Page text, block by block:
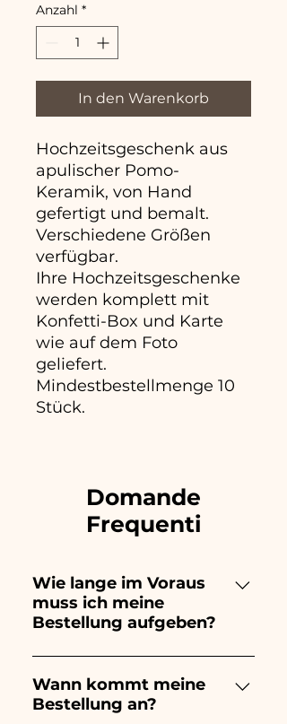
Anzahl *
In den Warenkorb
Hochzeitsgeschenk aus
apulischer Pomo-
Keramik, von Hand
gefertigt und bemalt.
Verschiedene Größen
verfügbar.
Ihre Hochzeitsgeschenke
werden komplett mit
Konfetti-Box und Karte
wie auf dem Foto
geliefert.
Mindestbestellmenge 10
Stück.
Domande
Frequenti
Wie lange im Voraus
muss ich meine
Bestellung aufgeben?
Ceramiche Ania kreiert und
bemalt vollständig von Hand,
daher dauert ihre Herstellung
Wann kommt meine
Bestellung an?